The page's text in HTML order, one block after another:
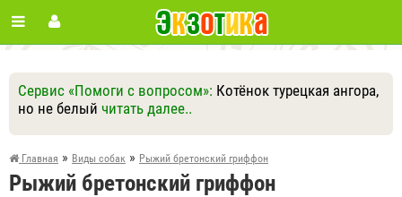
Сервис «Помоги с вопросом»: Котёнок турецкая ангора,
но не белый читать далее..
Ответить Другие вопросы
Задать вопрос
Главная » Виды собак » Рыжий бретонский гриффон
Рыжий бретонский гриффон